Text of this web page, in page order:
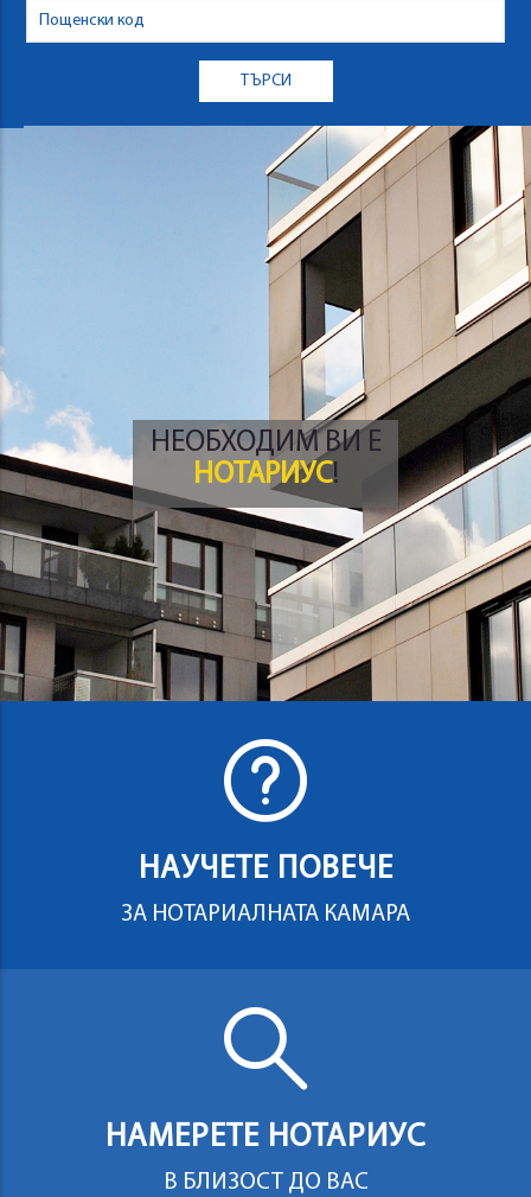
НЕОБХОДИМ ВИ Е
НОТАРИУС!
НАУЧЕТЕ ПОВЕЧЕ
ЗА НОТАРИАЛНАТА КАМАРА
НАМЕРЕТЕ НОТАРИУС
В БЛИЗОСТ ДО ВАС